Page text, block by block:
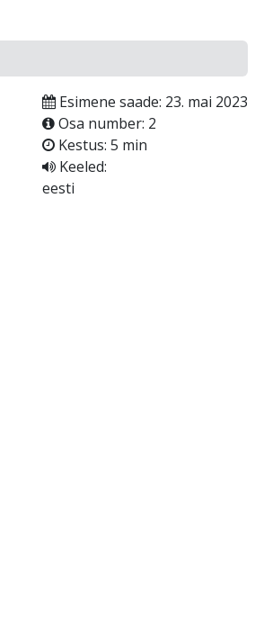
Esimene saade: 23. mai 2023
Osa number: 2
Kestus: 5 min
Keeled:
eesti